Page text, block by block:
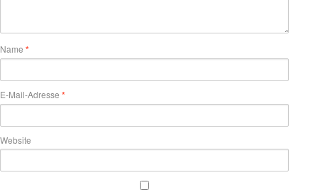
Name *
E-Mail-Adresse *
Website